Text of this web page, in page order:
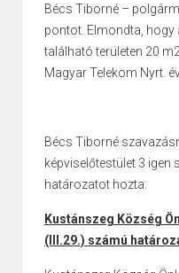
Bécs Tiborné –
pontot. Elmondta,
található területen 20
Magyar Telekom Nyrt.
Bécs Tiborné
képviselőtestület 3 igen
határozatot hozta:
Kustánszeg Község
(III.29.) számú